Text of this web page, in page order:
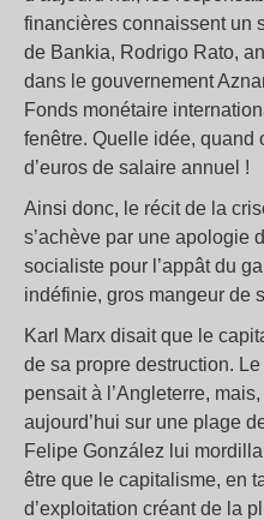
financières connaissent un
de Bankia, Rodrigo Rato,
dans le gouvernement
Fonds monétaire
fenêtre. Quelle idée, quand
d’euros de salaire annuel !
Ainsi donc, le récit de la
s’achève par une apologie
socialiste pour l’appât du
indéfinie, gros mangeur de
Karl Marx disait que le
de sa propre destruction.
pensait à l’Angleterre,
aujourd’hui sur une plage
Felipe González lui
être que le capitalisme, en
d’exploitation créant de la